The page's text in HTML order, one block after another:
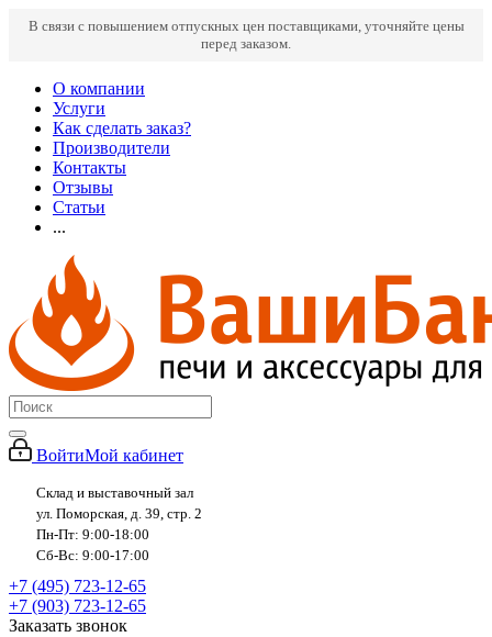
В связи с повышением отпускных цен поставщиками, уточняйте цены
перед заказом.
О компании
Услуги
Как сделать заказ?
Производители
Контакты
Отзывы
Статьи
...
ВойтиМой кабинет
Склад и выставочный зал
ул. Поморская, д. 39, стр. 2
Пн-Пт: 9:00-18:00
Сб-Вс: 9:00-17:00
+7 (495) 723-12-65
+7 (903) 723-12-65
Заказать звонок